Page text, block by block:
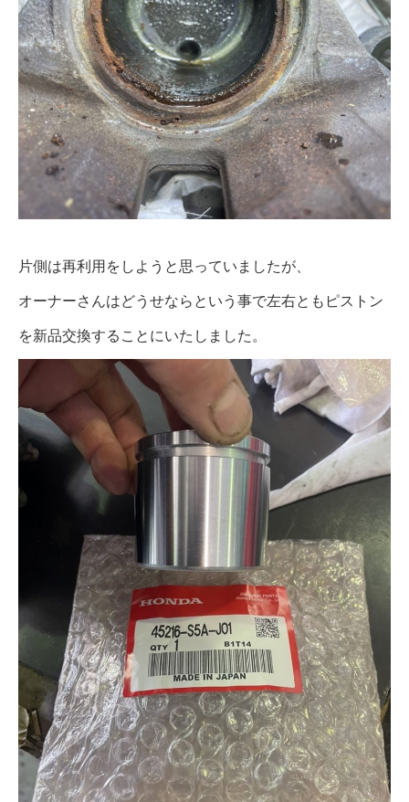
片側は再利用をしようと思っていましたが、
オーナーさんはどうせならという事で左右ともピストン
を新品交換することにいたしました。